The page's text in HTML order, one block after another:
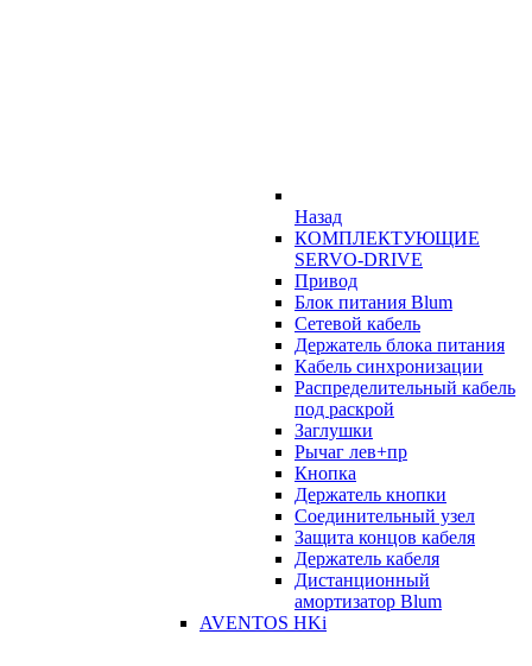
Назад
КОМПЛЕКТУЮЩИЕ
SERVO-DRIVE
Привод
Блок питания Blum
Сетевой кабель
Держатель блока питания
Кабель синхронизации
Распределительный кабель
под раскрой
Заглушки
Рычаг лев+пр
Кнопка
Держатель кнопки
Соединительный узел
Защита концов кабеля
Держатель кабеля
Дистанционный
амортизатор Blum
AVENTOS HKi